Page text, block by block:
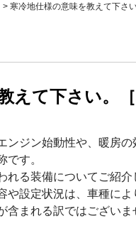
> 寒冷地仕様の意味を教えて下さ
えて下さい。［
ンジン始動性や、暖房
です。
る装備についてご紹介
や設定状況は、車種によ
含まれる訳ではござい